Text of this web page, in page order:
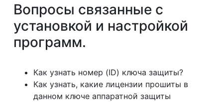
Вопросы связанные с
установкой и настройкой
программ.
Как узнать номер (ID) ключа защиты?
Как узнать, какие лицензии прошиты в
данном ключе аппаратной защиты